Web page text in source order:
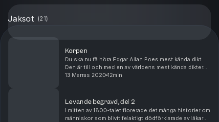
Jaksot (21)
Korpen
Du ska nu få höra Edgar Allan Poes mest kända dikt.
Den är till och med en av världens mest kända dikter.
The raven, Korpen. Den handlar om en sorgtyngd man
13 Marras 2020 12min
Levande begravd, del 2
I mitten av 1800-talet florerade det många historier om
människor som blivit felaktigt dödförklarade av läkare